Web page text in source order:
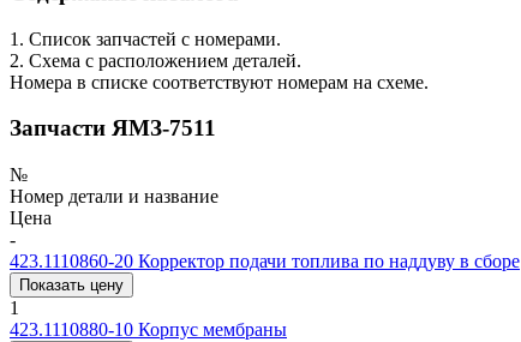
1. Список запчастей с номерами.
2. Схема с расположением деталей.
Номера в списке соответствуют номерам на схеме.
Запчасти ЯМЗ-7511
№
Номер детали и название
Цена
-
423.1110860-20 Корректор подачи топлива по наддуву в сборе
Показать цену
1
423.1110880-10 Корпус мембраны